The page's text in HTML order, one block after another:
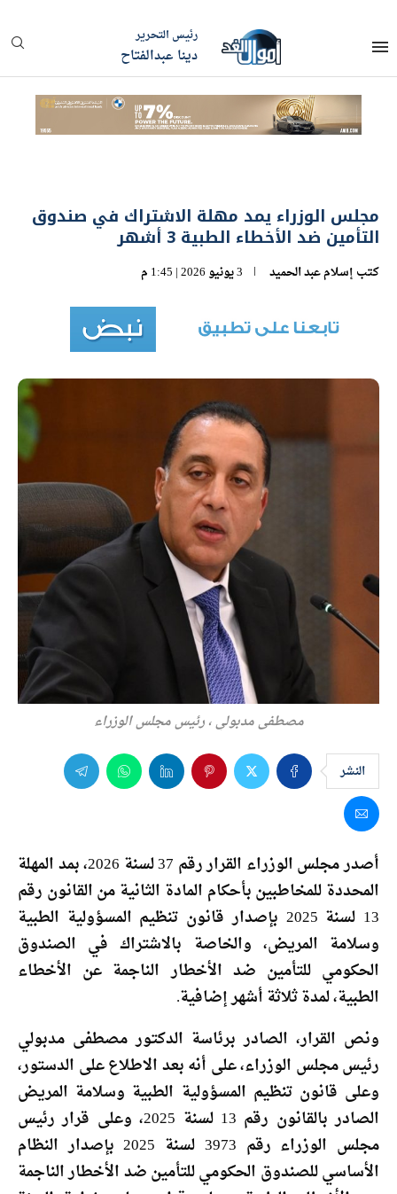
رئيس التحرير
دينا عبدالفتاح
مجلس الوزراء يمد مهلة الاشتراك في صندوق
التأمين ضد الأخطاء الطبية 3 أشهر
كتب إسلام عبد الحميد 3 يونيو 2026 | 1:45 م
مصطفى مدبولي ، رئيس مجلس الوزراء
النشر
أصدر مجلس الوزراء القرار رقم 37 لسنة 2026، بمد المهلة
المحددة للمخاطبين بأحكام المادة الثانية من القانون رقم
13 لسنة 2025 بإصدار قانون تنظيم المسؤولية الطبية
وسلامة المريض، والخاصة بالاشتراك في الصندوق
الحكومي للتأمين ضد الأخطار الناجمة عن الأخطاء
الطبية، لمدة ثلاثة أشهر إضافية.
ونص القرار، الصادر برئاسة الدكتور مصطفى مدبولي
رئيس مجلس الوزراء، على أنه بعد الاطلاع على الدستور،
وعلى قانون تنظيم المسؤولية الطبية وسلامة المريض
الصادر بالقانون رقم 13 لسنة 2025، وعلى قرار رئيس
مجلس الوزراء رقم 3973 لسنة 2025 بإصدار النظام
الأساسي للصندوق الحكومي للتأمين ضد الأخطار الناجمة